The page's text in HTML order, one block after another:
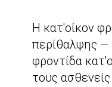
Η κατ'οίκον
περίθαλψης —
φροντίδα
τους